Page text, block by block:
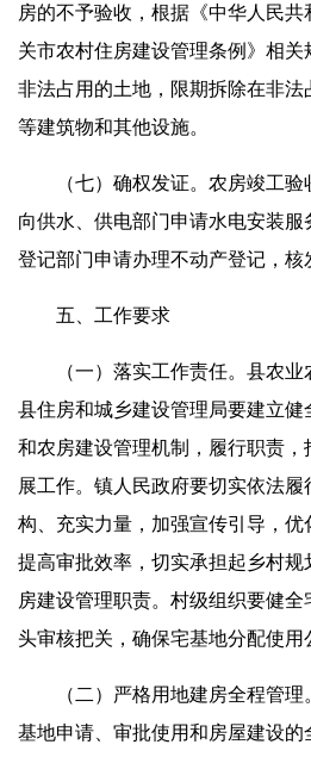
房的不予验收，根据《中华人民
关市农村住房建设管理条例》相
非法占用的土地，限期拆除在非
等建筑物和其他设施。
（七）确权发证。农房竣工验
向供水、供电部门申请水电安装
登记部门申请办理不动产登记，核
五、工作要求
（一）落实工作责任。县农业
县住房和城乡建设管理局要建立
和农房建设管理机制，履行职责
展工作。镇人民政府要切实依法
构、充实力量，加强宣传引导，优
提高审批效率，切实承担起乡村
房建设管理职责。村级组织要健
头审核把关，确保宅基地分配使用
（二）严格用地建房全程管理
基地申请、审批使用和房屋建设的